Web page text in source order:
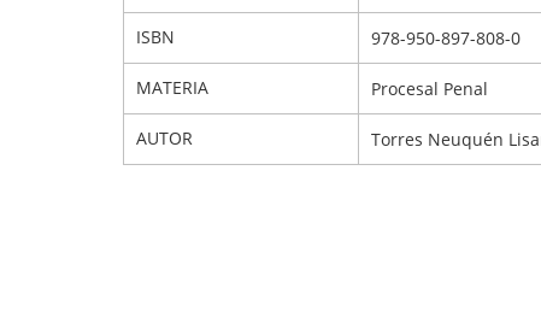
ISBN 978-950-897-808-0
MATERIA Procesal Penal
AUTOR Torres Neuquén